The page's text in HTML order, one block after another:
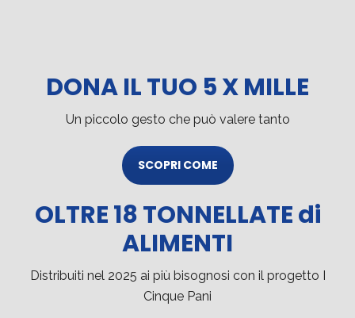
DONA IL TUO 5 X MILLE
Un piccolo gesto che può valere tanto
SCOPRI COME
OLTRE 18 TONNELLATE di
ALIMENTI
Distribuiti nel 2025 ai più bisognosi con il progetto I
Cinque Pani